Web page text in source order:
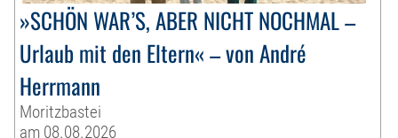
»SCHÖN WAR’S, ABER NICHT NOCHMAL –
Urlaub mit den Eltern« – von André
Herrmann
Moritzbastei
am 08.08.2026